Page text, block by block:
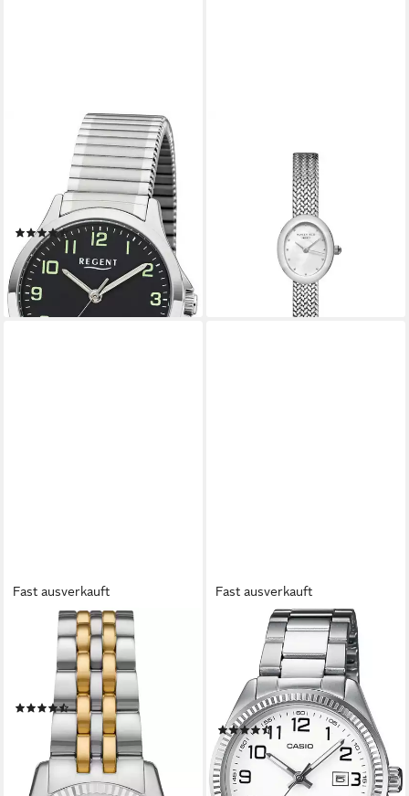
Quarzuhr W0069 -
3085.78.96, Armbanduhr,
Damenuhr, Flexband,
Zugband, Edelstahlarmband
(103)
39,90 €
lieferbar - in 1-2 Werktagen bei dir
Damenuhr Mini Octagon
18.5mm Silberfarben
lieferbar - in 4-5 Werktagen bei dir
Fast ausverkauft
MICHAEL KORS
Quarzuhr LEXINGTON
MK4740, Armbanduhr,
Damenuhr, Edelstahlarmband
(15)
ab 211,25 € UVP249,00 €
lieferbar - in 1-2 Werktagen bei dir
+3
Fast ausverkauft
CASIO TIMELESS COLLECTION
Quarzuhr LTP-1302PD-
7BVEG, Armbanduhr,
Damenuhr, analog, Datum,
Edelstahlarmband
(4)
52,74 € UVP59,90 €
-12%
lieferbar - in 1-2 Werktagen bei dir